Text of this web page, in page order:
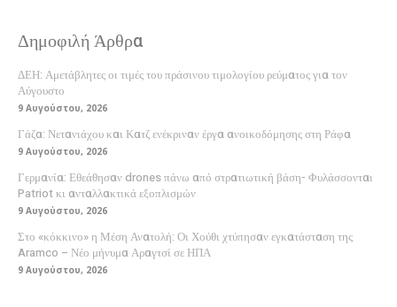
Δημοφιλή Άρθρα
ΔΕΗ: Αμετάβλητες οι τιμές του πράσινου τιμολογίου ρεύματος για τον
Αύγουστο
9 Αυγούστου, 2026
Γάζα: Νετανιάχου και Κατζ ενέκριναν έργα ανοικοδόμησης στη Ράφα
9 Αυγούστου, 2026
Γερμανία: Εθεάθησαν drones πάνω από στρατιωτική βάση- Φυλάσσονται
Patriot κι ανταλλακτικά εξοπλισμών
9 Αυγούστου, 2026
Στο «κόκκινο» η Μέση Ανατολή: Οι Χούθι χτύπησαν εγκατάσταση της
Aramco – Νέο μήνυμα Αραγτσί σε ΗΠΑ
9 Αυγούστου, 2026